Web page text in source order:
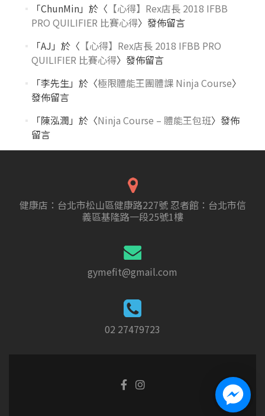
「ChunMin」於〈 【心得】Rex店長 2018 IFBB
PRO QUILIFIER 比賽心得〉發佈留言
「AJ 」於〈 【心得】Rex店長 2018 IFBB PRO
QUILIFIER 比賽心得〉發佈留言
「李先生」於〈極限體能王團體課 Ninja Course〉
發佈留言
「陳泓潤 」於〈Ninja Course – 體能王包班〉發佈
留言
健康店：台北市松山區健康路227號 忍者館：台北市信
義區基隆路一段25號1樓
gymefit@gmail.com
02 27479723